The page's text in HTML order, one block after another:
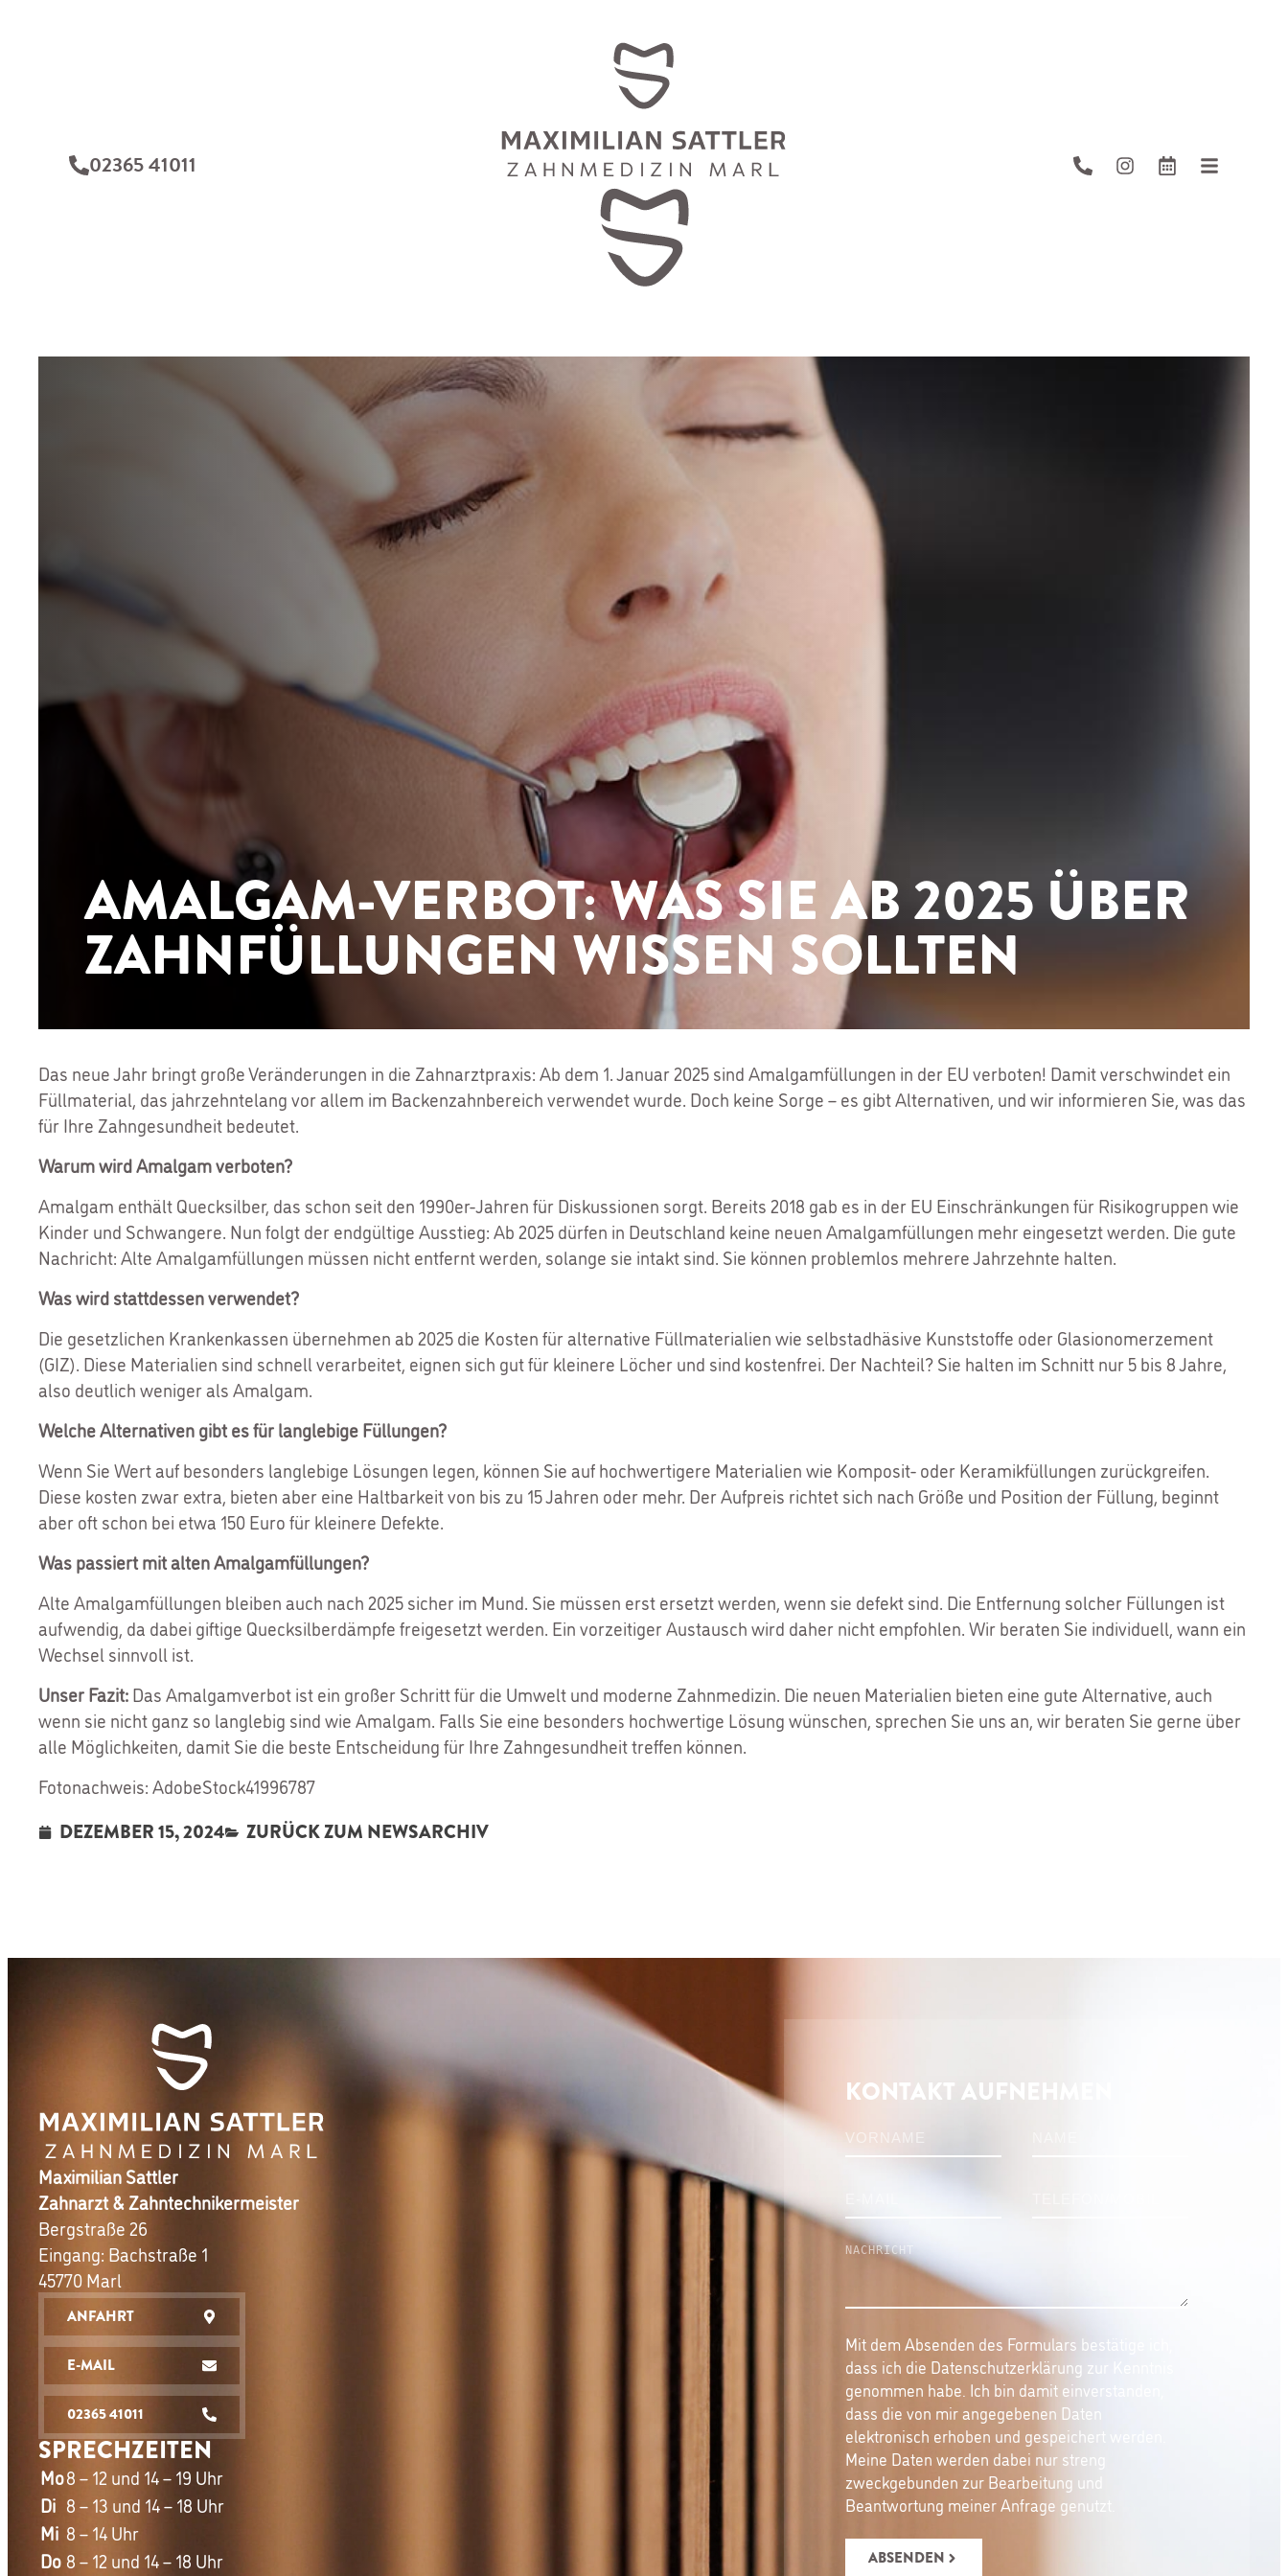
02365 41011
AMALGAM-VERBOT: WAS SIE AB 2025 ÜBER
ZAHNFÜLLUNGEN WISSEN SOLLTEN
Das neue Jahr bringt große Veränderungen in die Zahnarztpraxis: Ab dem 1. Januar 2025 sind Amalgamfüllungen in der EU verboten! Damit verschwindet ein
Füllmaterial, das jahrzehntelang vor allem im Backenzahnbereich verwendet wurde. Doch keine Sorge – es gibt Alternativen, und wir informieren Sie, was das
für Ihre Zahngesundheit bedeutet.
Warum wird Amalgam verboten?
Amalgam enthält Quecksilber, das schon seit den 1990er-Jahren für Diskussionen sorgt. Bereits 2018 gab es in der EU Einschränkungen für Risikogruppen wie
Kinder und Schwangere. Nun folgt der endgültige Ausstieg: Ab 2025 dürfen in Deutschland keine neuen Amalgamfüllungen mehr eingesetzt werden. Die gute
Nachricht: Alte Amalgamfüllungen müssen nicht entfernt werden, solange sie intakt sind. Sie können problemlos mehrere Jahrzehnte halten.
Was wird stattdessen verwendet?
Die gesetzlichen Krankenkassen übernehmen ab 2025 die Kosten für alternative Füllmaterialien wie selbstadhäsive Kunststoffe oder Glasionomerzement
(GIZ). Diese Materialien sind schnell verarbeitet, eignen sich gut für kleinere Löcher und sind kostenfrei. Der Nachteil? Sie halten im Schnitt nur 5 bis 8 Jahre,
also deutlich weniger als Amalgam.
Welche Alternativen gibt es für langlebige Füllungen?
Wenn Sie Wert auf besonders langlebige Lösungen legen, können Sie auf hochwertigere Materialien wie Komposit- oder Keramikfüllungen zurückgreifen.
Diese kosten zwar extra, bieten aber eine Haltbarkeit von bis zu 15 Jahren oder mehr. Der Aufpreis richtet sich nach Größe und Position der Füllung, beginnt
aber oft schon bei etwa 150 Euro für kleinere Defekte.
Was passiert mit alten Amalgamfüllungen?
Alte Amalgamfüllungen bleiben auch nach 2025 sicher im Mund. Sie müssen erst ersetzt werden, wenn sie defekt sind. Die Entfernung solcher Füllungen ist
aufwendig, da dabei giftige Quecksilberdämpfe freigesetzt werden. Ein vorzeitiger Austausch wird daher nicht empfohlen. Wir beraten Sie individuell, wann ein
Wechsel sinnvoll ist.
Unser Fazit:Das Amalgamverbot ist ein großer Schritt für die Umwelt und moderne Zahnmedizin. Die neuen Materialien bieten eine gute Alternative, auch
wenn sie nicht ganz so langlebig sind wie Amalgam. Falls Sie eine besonders hochwertige Lösung wünschen, sprechen Sie uns an, wir beraten Sie gerne über
alle Möglichkeiten, damit Sie die beste Entscheidung für Ihre Zahngesundheit treffen können.
Fotonachweis: AdobeStock41996787
DEZEMBER 15, 2024 ZURÜCK ZUM NEWSARCHIV
Maximilian Sattler
Zahnarzt & Zahntechnikermeister
Bergstraße 26
Eingang: Bachstraße 1
45770 Marl
ANFAHRT
E-MAIL
02365 41011
SPRECHZEITEN
Mo8 – 12 und 14 – 19 Uhr
Di 8 – 13 und 14 – 18 Uhr
Mi 8 – 14 Uhr
Do 8 – 12 und 14 – 18 Uhr
KONTAKT AUFNEHMEN
Mit dem Absenden des Formulars bestätige ich,
dass ich die Datenschutzerklärung zur Kenntnis
genommen habe. Ich bin damit einverstanden,
dass die von mir angegebenen Daten
elektronisch erhoben und gespeichert werden.
Meine Daten werden dabei nur streng
zweckgebunden zur Bearbeitung und
Beantwortung meiner Anfrage genutzt.
ABSENDEN